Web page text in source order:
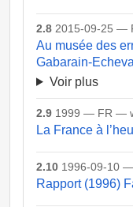
2.8 2015-09-25 —
Au musée des
Gabarain-
Voir plus
2.9 1999 — FR —
La France à
2.10 1996-09-10
Rapport (1996)